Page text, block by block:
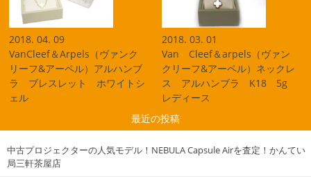
2018. 04. 09
VanCleef＆Arpels（ヴァンク
リーフ&アーペル）アルハンブ
ラ ブレスレット ホワイトシ
ェル
2018. 03. 01
Van Cleef＆arpels（ヴァン
クリーフ&アーペル）ネックレ
ス アルハンブラ K18 5g
レディース
最近の投稿
中古プロジェクターの人気モデル！NEBULA Capsule Airを査定！かんてい
局三軒茶屋店